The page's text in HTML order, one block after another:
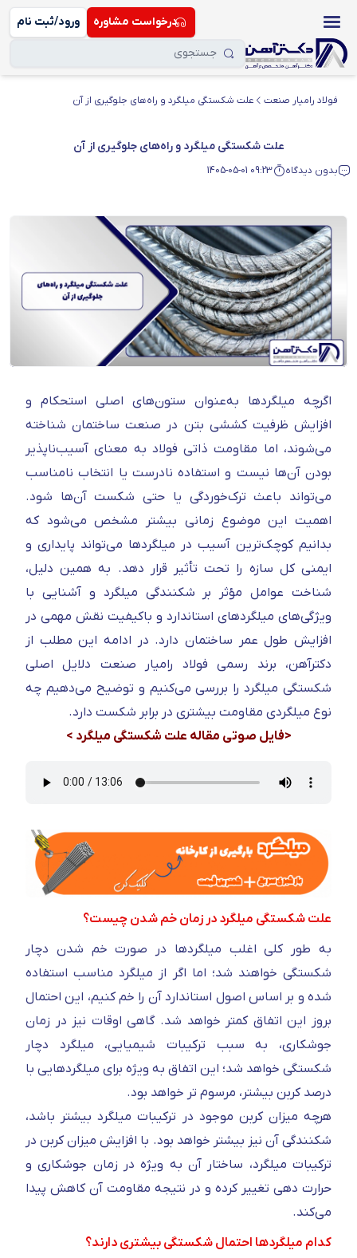
درخواست مشاوره ورود/ثبت نام
فولاد رامیار صنعت علت شکستگی میلگرد و راه‌های جلوگیری از آن
علت شکستگی میلگرد و راه‌های جلوگیری از آن
بدون دیدگاه 1405-05-01 09:23
اگرچه میلگردها به‌عنوان ستون‌های اصلی استحکام و
افزایش ظرفیت کششی بتن در صنعت ساختمان شناخته
می‌شوند، اما مقاومت ذاتی فولاد به معنای آسیب‌ناپذیر
بودن آن‌ها نیست و استفاده نادرست یا انتخاب نامناسب
می‌تواند باعث ترک‌خوردگی یا حتی شکست آن‌ها شود.
اهمیت این موضوع زمانی بیشتر مشخص می‌شود که
بدانیم کوچک‌ترین آسیب در میلگردها می‌تواند پایداری و
ایمنی کل سازه را تحت تأثیر قرار دهد. به همین دلیل،
شناخت عوامل مؤثر بر شکنندگی میلگرد و آشنایی با
ویژگی‌های میلگردهای استاندارد و باکیفیت نقش مهمی در
افزایش طول عمر ساختمان دارد. در ادامه این مطلب از
دکترآهن، برند رسمی فولاد رامیار صنعت دلایل اصلی
شکستگی میلگرد را بررسی می‌کنیم و توضیح می‌دهیم چه
نوع میلگردی مقاومت بیشتری در برابر شکست دارد.
<فایل صوتی مقاله علت شکستگی میلگرد >
علت شکستگی میلگرد در زمان خم شدن چیست؟
به طور کلی اغلب میلگردها در صورت خم شدن دچار
شکستگی خواهند شد؛ اما اگر از میلگرد مناسب استفاده
شده و بر اساس اصول استاندارد آن را خم کنیم، این احتمال
بروز این اتفاق کمتر خواهد شد. گاهی اوقات نیز در زمان
جوشکاری، به سبب ترکیبات شیمیایی، میلگرد دچار
شکستگی خواهد شد؛ این اتفاق به ویژه برای میلگردهایی با
درصد کربن بیشتر، مرسوم تر خواهد بود.
هرچه میزان کربن موجود در ترکیبات میلگرد بیشتر باشد،
شکنندگی آن نیز بیشتر خواهد بود. با افزایش میزان کربن در
ترکیبات میلگرد، ساختار آن به ویژه در زمان جوشکاری و
حرارت دهی تغییر کرده و در نتیجه مقاومت آن کاهش پیدا
می‌کند.
کدام میلگردها احتمال شکستگی بیشتری دارند؟